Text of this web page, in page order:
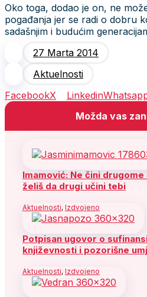
Oko toga, dodao je on, ne
pogađanja jer se radi o dobru
sadašnjim i budućim
27 Marta 2014
Aktuelnosti
FacebookX Linkedin
Možda vas
Imamović: Ne čini drugome
želiš da drugi učini tebi
Aktuelnosti, Izdvojeno
Potpisan ugovor o
književnosti i pozorišne
Aktuelnosti, Izdvojeno